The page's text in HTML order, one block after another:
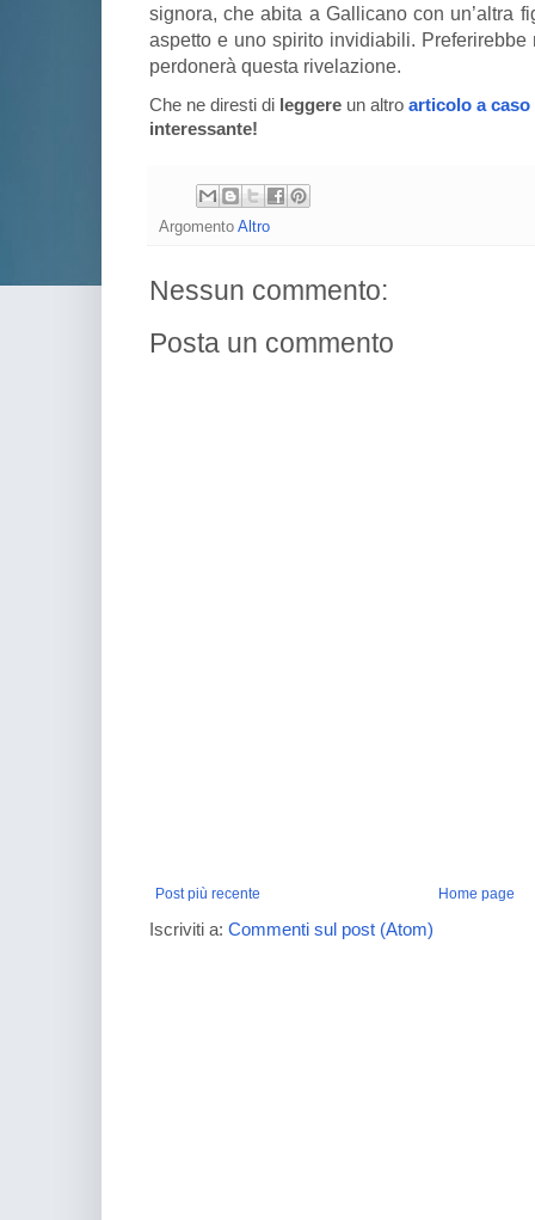
signora, che abita a Gallicano con un’altra
aspetto e uno spirito invidiabili.
perdonerà questa rivelazione.
Che ne diresti di leggere un altro articolo a caso
interessante!
Argomento Altro
Nessun commento:
Posta un commento
Post più recente Home page
Iscriviti a: Commenti sul post (Atom)